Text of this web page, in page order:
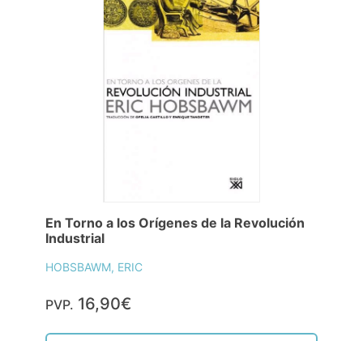
En Torno a los Orígenes de la Revolución
Industrial
HOBSBAWM, ERIC
PVP. 16,90€